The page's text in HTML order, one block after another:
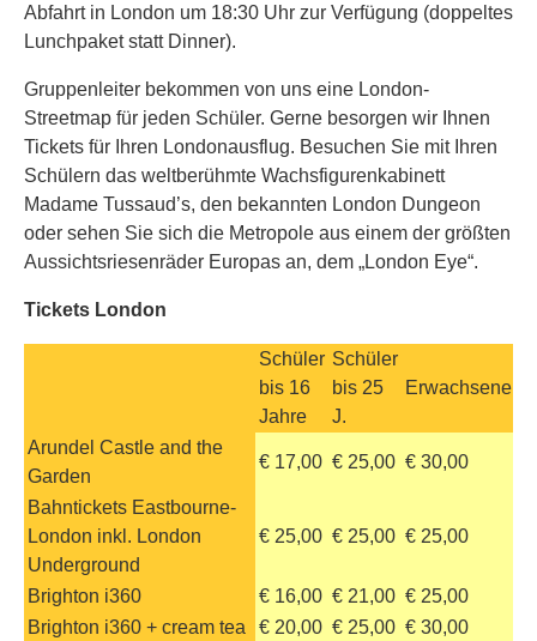
Abfahrt in London um 18:30 Uhr zur Verfügung (doppeltes
Lunchpaket statt Dinner).
Gruppenleiter bekommen von uns eine London-
Streetmap für jeden Schüler. Gerne besorgen wir Ihnen
Tickets für Ihren Londonausflug. Besuchen Sie mit Ihren
Schülern das weltberühmte Wachsfigurenkabinett
Madame Tussaud’s, den bekannten London Dungeon
oder sehen Sie sich die Metropole aus einem der größten
Aussichtsriesenräder Europas an, dem „London Eye“.
Tickets London
Schüler
bis 16
Jahre
Schüler
bis 25
J.
Erwachsene
Arundel Castle and the
Garden
€ 17,00 € 25,00 € 30,00
Bahntickets Eastbourne-
London inkl. London
Underground
€ 25,00 € 25,00 € 25,00
Brighton i360 € 16,00 € 21,00 € 25,00
Brighton i360 + cream tea
€ 20,00 € 25,00 € 30,00